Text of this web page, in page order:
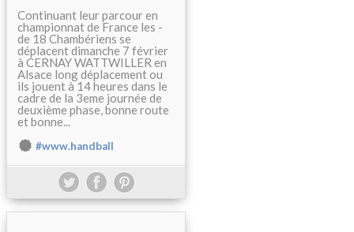
Continuant leur parcour en
championnat de France les -
de 18 Chambériens se
déplacent dimanche 7 février
à CERNAY WATTWILLER en
Alsace long déplacement ou
ils jouent à 14 heures dans le
cadre de la 3eme journée de
deuxième phase, bonne route
et bonne...
#www.handball